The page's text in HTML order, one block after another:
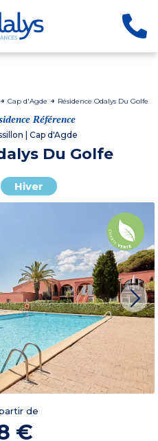
Cap d'Agde Résidence Odalys Du Golfe
Référence
| Cap d'Agde
Du Golfe
Hiver
de
€